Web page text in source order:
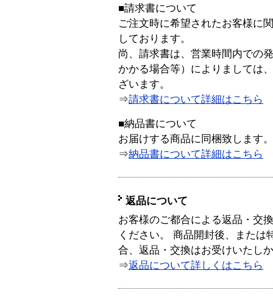
■請求書について
ご注文時に希望されたお客様に
しております。
尚、請求書は、営業時間内での
かかる場合等）によりましては
ざいます。
⇒請求書について詳細はこちら
■納品書について
お届けする商品に同梱致します。
⇒納品書について詳細はこちら
返品について
お客様のご都合による返品・交
ください。 商品開封後、または
合、返品・交換はお受けいたし
⇒返品について詳しくはこちら